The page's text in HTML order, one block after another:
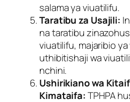
salama ya viuatilifu.
Taratibu za Usajili:
na taratibu
viuatilifu, majaribio
uthibitishaji wa
nchini.
Ushirikiano wa
Kimataifa:TPHPA